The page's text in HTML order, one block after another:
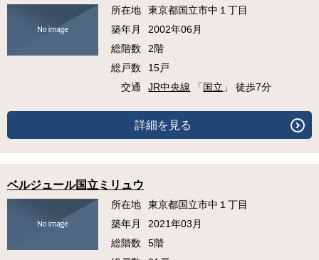
所在地
東京都国立市中１丁目
築年月
2002年06月
総階数
2階
総戸数
15戸
交通
JR中央線 「 国立 」 徒歩7分
詳細を見る
ベルジュール国立ミリュウ
所在地
東京都国立市中１丁目
築年月
2021年03月
総階数
5階